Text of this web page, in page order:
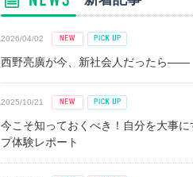
2026/04/02
西野亮廣が今、新社会人だったら――
2025/10/21
今こそ知っておくべき！自分を大事
プ体験レポート